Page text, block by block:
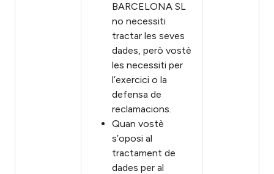
BARCELONA SL
no necessiti
tractar les seves
dades, però vostè
les necessiti per
l’exercici o la
defensa de
reclamacions.
Quan vostè
s’oposi al
tractament de
dades per al